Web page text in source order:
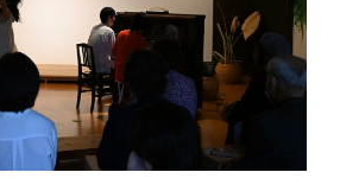
ュール
ショップ